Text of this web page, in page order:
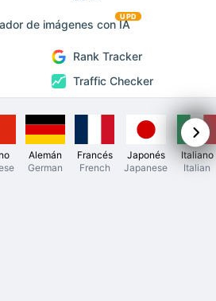
de imágenes con IA
UPD
Rank Tracker
Traffic Checker
Alemán
German
Francés
French
Japonés
Japanese
Italiano
Italian